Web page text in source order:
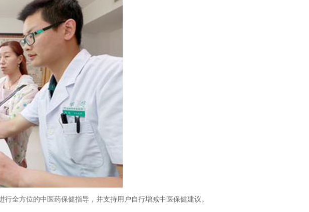
方位的中医药保健指导，并支持用户自行增减中医保健建议。